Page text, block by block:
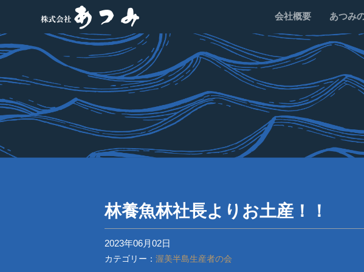
会社概要 あつみ
林養魚林社長よりお土産！！
2023年06月02日
カテゴリー： 渥美半島生産者の会